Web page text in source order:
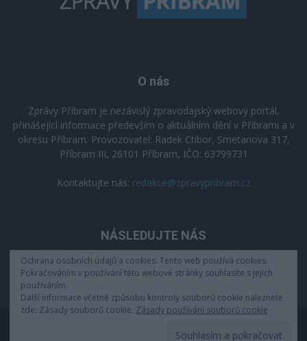
O nás
Zprávy Příbram je nezávislý zpravodajský webový portál,
přinášející informace především o aktuálním dění v Příbrami a v
okresu Příbram. Provozovatel: Radek Ctibor, Smetanova 317,
Příbram III, 26101 Příbram, IČO: 63799731
Kontaktujte nás: redakce@zpravypribram.cz
NÁSLEDUJTE NÁS
Ochrana osobních údajů a cookies: Tento web používá cookies.
Pokračováním v používání této webové stránky souhlasíte s jejich
používáním.
Další informace včetně způsobu kontroly souborů cookie naleznete
zde: Zásady souborů cookie. Zásady používání souborů cookie